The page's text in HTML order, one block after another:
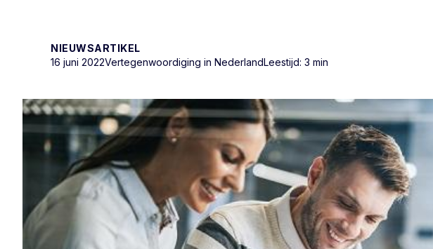
NIEUWSARTIKEL
16 juni 2022Vertegenwoordiging in NederlandLeestijd: 3 min